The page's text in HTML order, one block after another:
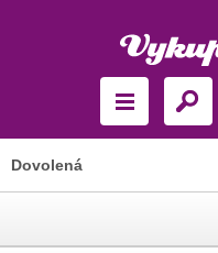
Dovolená